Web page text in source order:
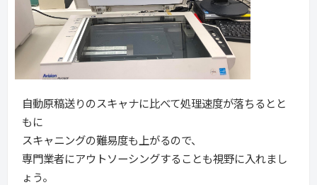
自動原稿送りのスキャナに比べて処理速度が落ちるとと
もに
スキャニングの難易度も上がるので、
専門業者にアウトソーシングすることも視野に入れまし
ょう。